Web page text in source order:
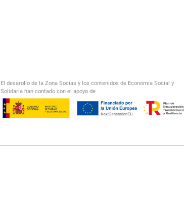
El desarollo de la Zona Socias y los contenidos de Economía Social y
Solidaria han contado con el apoyo de